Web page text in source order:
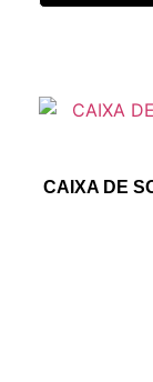
CAIXA DE